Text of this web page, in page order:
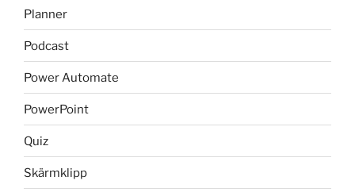
Planner
Podcast
Power Automate
PowerPoint
Quiz
Skärmklipp